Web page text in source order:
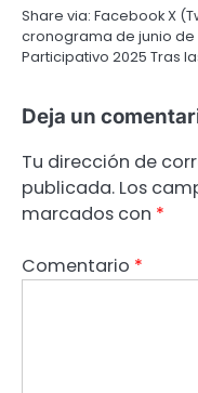
Share via: Facebook X
cronograma de junio
Participativo 2025 Tras
Deja un
Tu dirección de
publicada. Los
marcados con *
Comentario *